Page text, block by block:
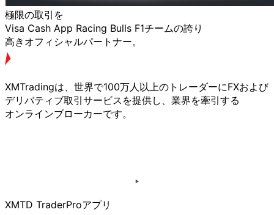
極限の取引を
Visa Cash App Racing Bulls F1チームの誇り
高きオフィシャルパートナー。
XMTradingは、 世界で100万人以上の トレーダーにFXおよび
デリバティブ取引サービスを提供し、 業界を牽引する
オンラインブローカーです。
XMTD TraderProアプリ